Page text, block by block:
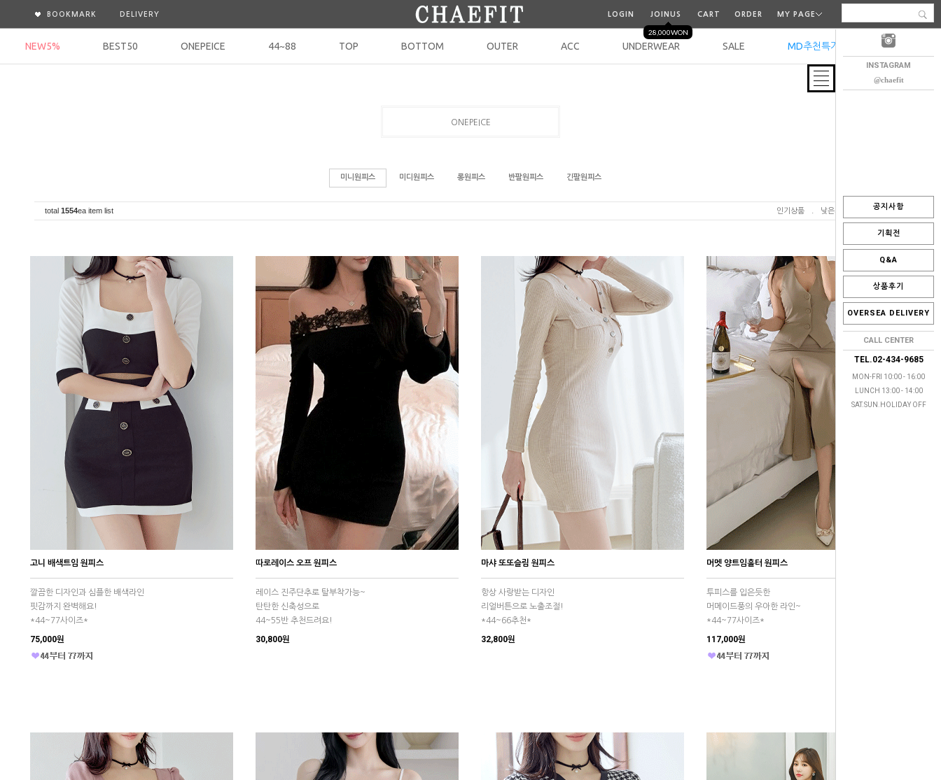
INSTAGRAM
@chaefit
공지사항
기획전
Q&A
상품후기
OVERSEA DELIVERY
CALL CENTER
TEL.02-434-9685
MON-FRI 10:00 - 16:00
LUNCH 13:00 - 14:00
SAT.SUN.HOLIDAY OFF
BOOKMARK DELIVERY LOGIN JOINUS
28,000WON
CART ORDER MY PAGE
NEW5% BEST50 ONEPEICE 44~88 TOP BOTTOM OUTER ACC UNDERWEAR SALE MD추천특가 오늘출발
ONEPEICE
미니원피스 미디원피스 롱원피스 반팔원피스 긴팔원피스
total 1554ea item list 인기상품 낮은가격 높은가격
고니 배색트임 원피스
깔끔한 디자인과 심플한 배색라인
핏감까지 완벽해요!
*44~77사이즈*
75,000원
따로레이스 오프 원피스
레이스 진주단추로 탈부착가능~
탄탄한 신축성으로
44~55반 추천드려요!
30,800원
마샤 또또슬림 원피스
항상 사랑받는 디자인
리얼버튼으로 노출조절!
*44~66추천*
32,800원
머멧 양트임홀터 원피스
투피스를 입은듯한
머메이드풍의 우아한 라인~
*44~77사이즈*
117,000원